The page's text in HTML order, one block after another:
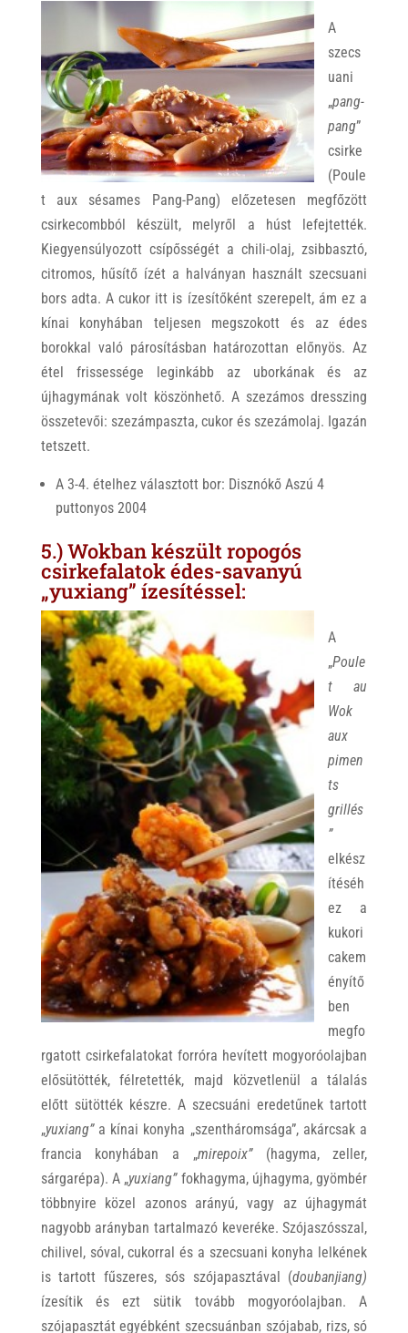
A
szecs
uani
„pang-
pang”
csirke
(Poule
t aux sésames Pang-Pang) előzetesen megfőzött
csirkecombból készült, melyről a húst lefejtették.
Kiegyensúlyozott csípősségét a chili-olaj, zsibbasztó,
citromos, hűsítő ízét a halványan használt szecsuani
bors adta. A cukor itt is ízesítőként szerepelt, ám ez a
kínai konyhában teljesen megszokott és az édes
borokkal való párosításban határozottan előnyös. Az
étel frissessége leginkább az uborkának és az
újhagymának volt köszönhető. A szezámos dresszing
összetevői: szezámpaszta, cukor és szezámolaj. Igazán
tetszett.
A 3-4. ételhez választott bor: Disznókő Aszú 4
puttonyos 2004
5.) Wokban készült ropogós
csirkefalatok édes-savanyú
„yuxiang” ízesítéssel:
A
„Poule
t au
Wok
aux
pimen
ts
grillés
”
elkész
ítéséh
ez a
kukori
cakem
ényítő
ben
megfo
rgatott csirkefalatokat forróra hevített mogyoróolajban
elősütötték, félretették, majd közvetlenül a tálalás
előtt sütötték készre. A szecsuáni eredetűnek tartott
„yuxiang”a kínai konyha „szentháromsága”, akárcsak a
francia konyhában a „mirepoix” (hagyma, zeller,
sárgarépa). A „yuxiang”fokhagyma, újhagyma, gyömbér
többnyire közel azonos arányú, vagy az újhagymát
nagyobb arányban tartalmazó keveréke. Szójaszósszal,
chilivel, sóval, cukorral és a szecsuani konyha lelkének
is tartott fűszeres, sós szójapasztával (doubanjiang)
ízesítik és ezt sütik tovább mogyoróolajban. A
szójapasztát egyébként szecsuánban szójabab, rizs, só